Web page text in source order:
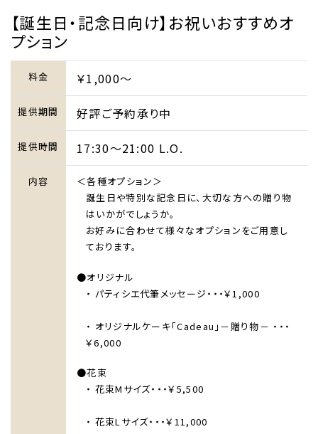
【誕生日・記念日向け】お祝いおすすめオ
プション
料金 ￥1,000～
提供期間 好評ご予約承り中
提供時間 17:30～21:00 L.O.
内容
＜各種オプション＞
誕生日や特別な記念日に、大切な方への贈り物
はいかがでしょうか。
お好みに合わせて様々なオプションをご用意し
ております。
●オリジナル
・ パティシエ代筆メッセージ・・・￥1,000
・ オリジナルケーキ「Cadeau」－贈り物－ ・・・
￥6,000
●花束
・ 花束Mサイズ・・・￥5,500
・ 花束Lサイズ・・・￥11,000